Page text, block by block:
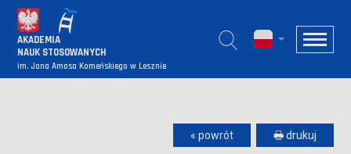
AKADEMIA
NAUK STOSOWANYCH
im. Jana Amosa Komeńskiego w Lesznie
« powrót 🖶 drukuj